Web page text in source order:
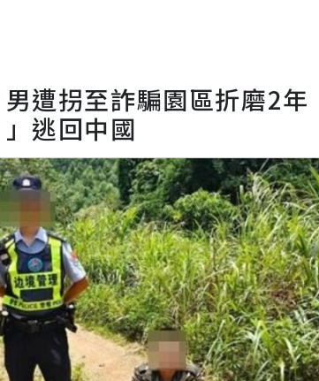
遭拐至詐騙園區折磨2年
逃回中國